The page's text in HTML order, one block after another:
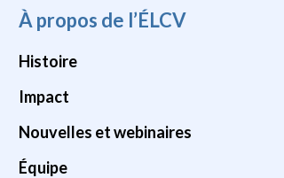
À propos de l’ÉLCV
Histoire
Impact
Nouvelles et webinaires
Équipe